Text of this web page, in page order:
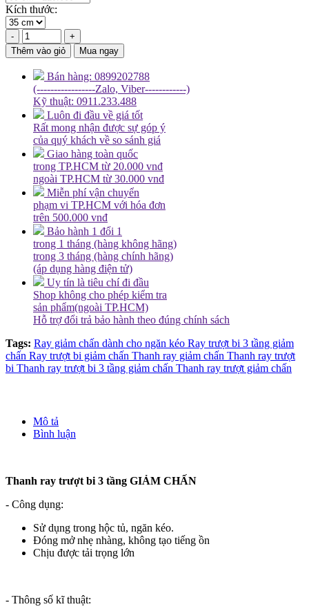
Kích thước:
Thêm vào giỏ Mua ngay
Bán hàng: 0899202788
(-----------------Zalo, Viber------------)
Kỹ thuật: 0911.233.488
Luôn đi đầu về giá tốt
Rất mong nhận được sự góp ý
của quý khách về so sánh giá
Giao hàng toàn quốc
trong TP.HCM từ 20.000 vnđ
ngoài TP.HCM từ 30.000 vnđ
Miễn phí vận chuyển
phạm vi TP.HCM với hóa đơn
trên 500.000 vnđ
Bảo hành 1 đổi 1
trong 1 tháng (hàng không hãng)
trong 3 tháng (hàng chính hãng)
(áp dụng hàng điện tử)
Uy tín là tiêu chí đi đầu
Shop không cho phép kiểm tra
sản phẩm(ngoài TP.HCM)
Hỗ trợ đổi trả bảo hành theo đúng chính sách
Tags: Ray giảm chấn dành cho ngăn kéo Ray trượt bi 3 tầng giảm
chấn Ray trượt bi giảm chấn Thanh ray giảm chấn Thanh ray trượt
bi Thanh ray trượt bi 3 tầng giảm chấn Thanh ray trượt giảm chấn
Mô tả
Bình luận
Thanh ray trượt bi 3 tầng GIẢM CHẤN
- Công dụng:
Sử dụng trong hộc tủ, ngăn kéo.
Đóng mở nhẹ nhàng, không tạo tiếng ồn
Chịu được tải trọng lớn
- Thông số kĩ thuật: